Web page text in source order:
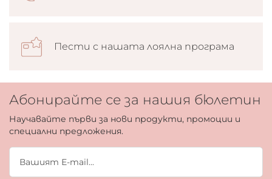
Пести с нашата лоялна програма
Абонирайте се за нашия бюлетин
Научавайте първи за нови продукти, промоции и
специални предложения.